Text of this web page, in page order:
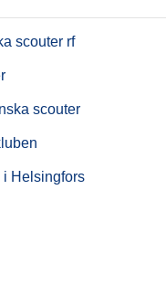
scouter rf
scouter
i Helsingfors